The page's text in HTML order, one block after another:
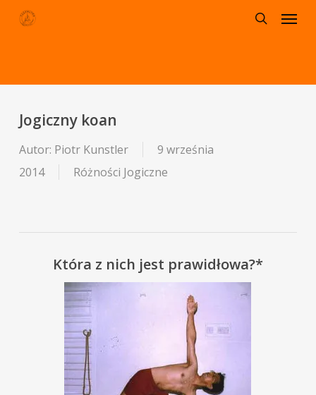
Skip
Menu
Jogiczny koan
Autor: Piotr Kunstler
9 września
2014
Różności Jogiczne
Która z nich jest prawidłowa?*